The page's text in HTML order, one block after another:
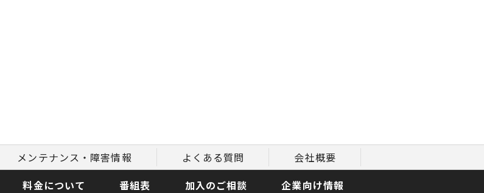
メンテナンス・障害情報 よくある質問
会社概要
料金について 番組表 加入のご相談 企業向け情報